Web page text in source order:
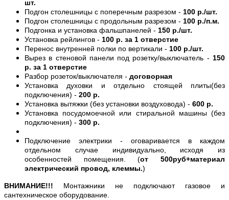
шт.
Подгон столешницы с поперечным разрезом - 100 р./шт.
Подгон столешницы с продольным разрезом - 100 р./п.м.
Подгонка и установка фальшпанелей - 150 р./шт.
Установка рейлингов - 100 р. за 1 отверстие
Перенос внутренней полки по вертикали - 100 р./шт.
Вырез в стеновой панели под розетку/выключатель - 150
р. за 1 отверстие
Разбор розеток/выключателя - договорная
Установка духовки и отдельно стоящей плиты(без
подключения) - 200 р.
Установка вытяжки (без установки воздуховода) - 600 р.
Установка посудомоечной или стиральной машины (без
подключения) - 300 р.
Подключение электрики - оговаривается в каждом
отдельном случае индивидуально, исходя из
особенностей помещения. (от 500руб+материал
электрический провод, клеммы.)
ВНИМАНИЕ!!! Монтажники не подключают газовое и
сантехническое оборудование.